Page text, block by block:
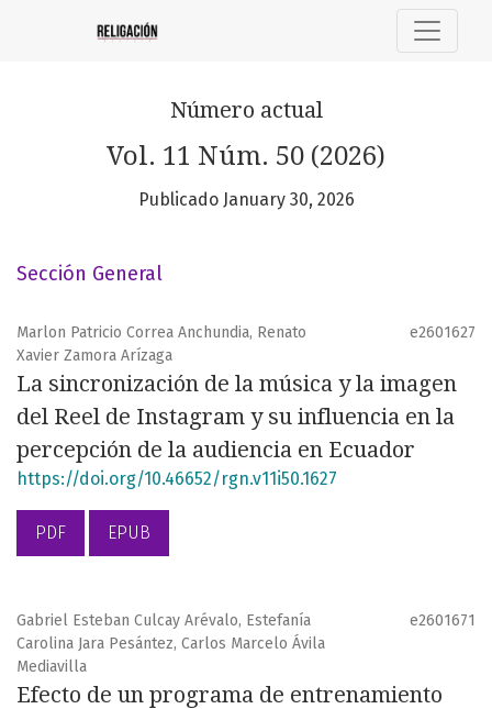
Religación
Número actual
Vol. 11 Núm. 50 (2026)
Publicado January 30, 2026
Sección General
Marlon Patricio Correa Anchundia, Renato
Xavier Zamora Arízaga
e2601627
La sincronización de la música y la imagen
del Reel de Instagram y su influencia en la
percepción de la audiencia en Ecuador
https://doi.org/10.46652/rgn.v11i50.1627
PDF EPUB
Gabriel Esteban Culcay Arévalo, Estefanía
Carolina Jara Pesántez, Carlos Marcelo Ávila
Mediavilla
e2601671
Efecto de un programa de entrenamiento